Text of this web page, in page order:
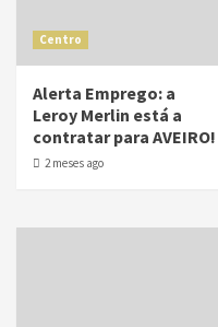
Centro
Alerta Emprego: a
Leroy Merlin está a
contratar para AVEIRO!
2 meses ago